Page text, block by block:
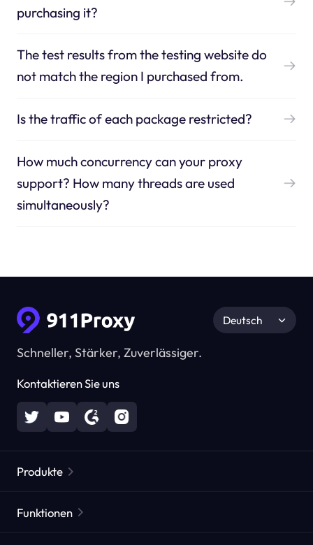
purchasing it?
The test results from the testing website do
not match the region I purchased from.
Is the traffic of each package restricted?
How much concurrency can your proxy
support? How many threads are used
simultaneously?
Schneller, Stärker, Zuverlässiger.
Kontaktieren Sie uns
Deutsch
Produkte
Funktionen